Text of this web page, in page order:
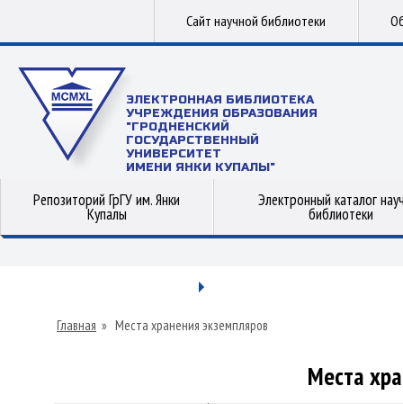
Сайт научной библиотеки
ЭЛЕКТРОННАЯ БИБЛИОТЕКА
УЧРЕЖДЕНИЯ ОБРАЗОВАНИЯ
"ГРОДНЕНСКИЙ
ГОСУДАРСТВЕННЫЙ
УНИВЕРСИТЕТ
ИМЕНИ ЯНКИ КУПАЛЫ"
Репозиторий ГрГУ им. Янки
Купалы
Электронный каталог
библиотеки
Главная » Места хранения экземпляров
Места